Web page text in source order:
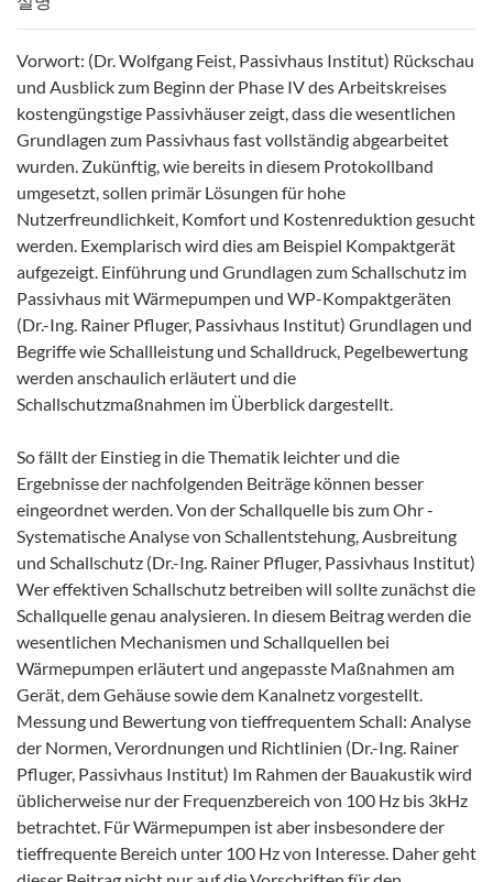
Vorwort: (Dr. Wolfgang Feist, Passivhaus Institut) Rückschau
und Ausblick zum Beginn der Phase IV des Arbeitskreises
kostengüngstige Passivhäuser zeigt, dass die wesentlichen
Grundlagen zum Passivhaus fast vollständig abgearbeitet
wurden. Zukünftig, wie bereits in diesem Protokollband
umgesetzt, sollen primär Lösungen für hohe
Nutzerfreundlichkeit, Komfort und Kostenreduktion gesucht
werden. Exemplarisch wird dies am Beispiel Kompaktgerät
aufgezeigt. Einführung und Grundlagen zum Schallschutz im
Passivhaus mit Wärmepumpen und WP-Kompaktgeräten
(Dr.-Ing. Rainer Pfluger, Passivhaus Institut) Grundlagen und
Begriffe wie Schallleistung und Schalldruck, Pegelbewertung
werden anschaulich erläutert und die
Schallschutzmaßnahmen im Überblick dargestellt.
So fällt der Einstieg in die Thematik leichter und die
Ergebnisse der nachfolgenden Beiträge können besser
eingeordnet werden. Von der Schallquelle bis zum Ohr -
Systematische Analyse von Schallentstehung, Ausbreitung
und Schallschutz (Dr.-Ing. Rainer Pfluger, Passivhaus Institut)
Wer effektiven Schallschutz betreiben will sollte zunächst die
Schallquelle genau analysieren. In diesem Beitrag werden die
wesentlichen Mechanismen und Schallquellen bei
Wärmepumpen erläutert und angepasste Maßnahmen am
Gerät, dem Gehäuse sowie dem Kanalnetz vorgestellt.
Messung und Bewertung von tieffrequentem Schall: Analyse
der Normen, Verordnungen und Richtlinien (Dr.-Ing. Rainer
Pfluger, Passivhaus Institut) Im Rahmen der Bauakustik wird
üblicherweise nur der Frequenzbereich von 100 Hz bis 3kHz
betrachtet. Für Wärmepumpen ist aber insbesondere der
tieffrequente Bereich unter 100 Hz von Interesse. Daher geht